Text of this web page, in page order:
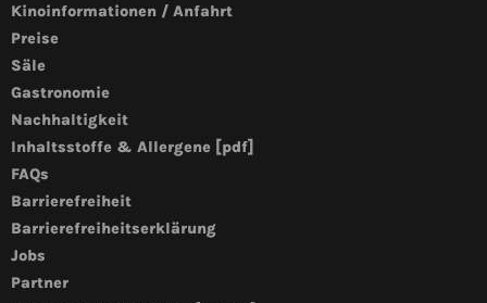
Kinoinformationen / Anfahrt
Preise
Säle
Gastronomie
Nachhaltigkeit
Inhaltsstoffe & Allergene [pdf]
FAQs
Barrierefreiheit
Barrierefreiheitserklärung
Jobs
Partner